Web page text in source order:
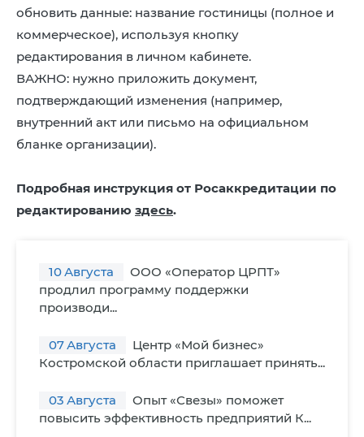
обновить данные: название гостиницы (полное и
коммерческое), используя кнопку
редактирования в личном кабинете.
ВАЖНО: нужно приложить документ,
подтверждающий изменения (например,
внутренний акт или письмо на официальном
бланке организации).
Подробная инструкция от Росаккредитации по
редактированию здесь.
10Августа
ООО «Оператор ЦРПТ»
продлил программу поддержки
производи...
07Августа
Центр «Мой бизнес»
Костромской области приглашает принять...
03 Августа
Опыт «Свезы» поможет
повысить эффективность предприятий К...